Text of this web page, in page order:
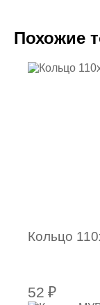
Похожие
Кольцо
52 ₽